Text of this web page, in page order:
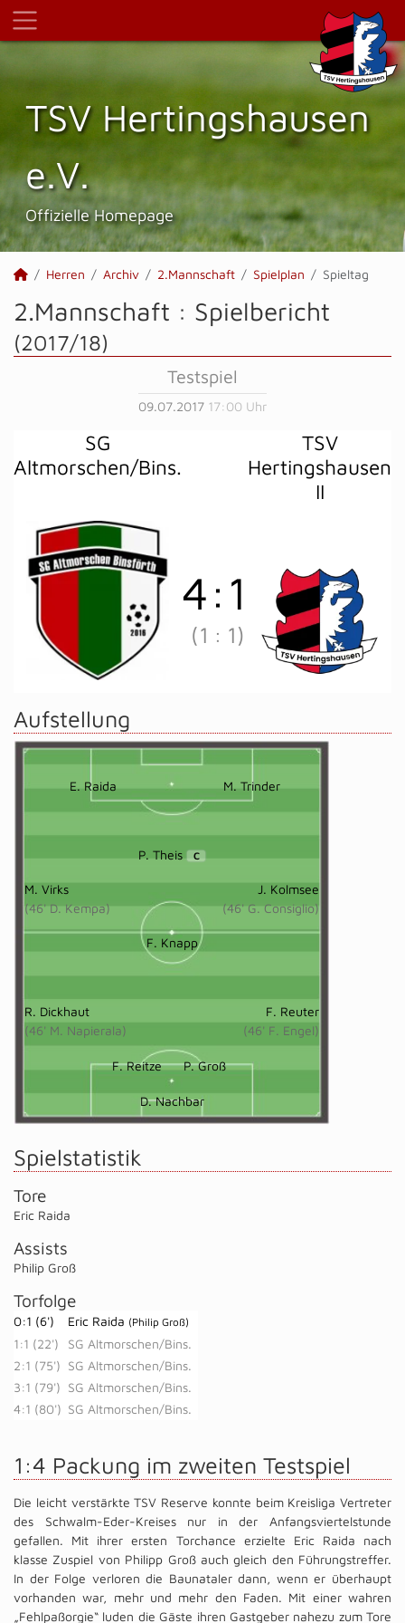
TSV Hertings­hausen
e.V.
Offizielle Homepage
Herren Archiv 2.Mannschaft Spielplan Spieltag
2.Mannschaft : Spielbericht
(2017/18)
Testspiel
09.07.2017 17:00 Uhr
SG
Altmorschen/Bins.
TSV
Hertingshausen
II
4: 1
(1 : 1)
Aufstellung
E. Raida M. Trinder
P. Theis C
M. Virks
(46' D. Kempa)
J. Kolmsee
(46' G. Consiglio)
F. Knapp
R. Dickhaut
(46' M. Napierala)
F. Reuter
(46' F. Engel)
F. Reitze P. Groß
D. Nachbar
Spielstatistik
Tore
Eric Raida
Assists
Philip Groß
Torfolge
0:1 (6') Eric Raida (Philip Groß)
1:1 (22')
SG Altmorschen/Bins.
2:1 (75') SG Altmorschen/Bins.
3:1 (79') SG Altmorschen/Bins.
4:1 (80') SG Altmorschen/Bins.
1:4 Packung im zweiten Testspiel
Die leicht verstärkte TSV Reserve konnte beim Kreisliga Vertreter
des Schwalm-Eder-Kreises nur in der Anfangsviertelstunde
gefallen. Mit ihrer ersten Torchance erzielte Eric Raida nach
klasse Zuspiel von Philipp Groß auch gleich den Führungstreffer.
In der Folge verloren die Baunataler dann, wenn er überhaupt
vorhanden war, mehr und mehr den Faden. Mit einer wahren
„Fehlpaßorgie“ luden die Gäste ihren Gastgeber nahezu zum Tore